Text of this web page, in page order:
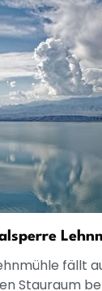
fällt
Stauraum